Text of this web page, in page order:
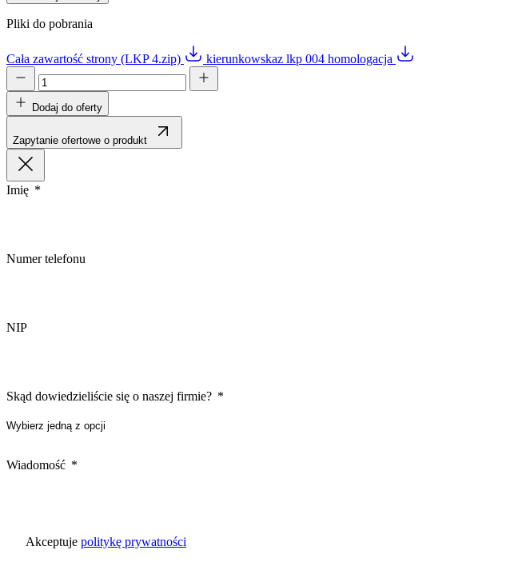
Pliki do pobrania
Cała zawartość strony (LKP 4.zip) kierunkowskaz lkp 004 homologacja
Dodaj do oferty
Zapytanie ofertowe o produkt
Imię
Numer telefonu
NIP
Skąd dowiedzieliście się o naszej firmie?
Wiadomość
Akceptuje politykę prywatności